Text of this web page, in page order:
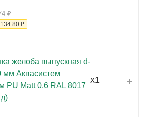
₽
134.80 ₽
x1